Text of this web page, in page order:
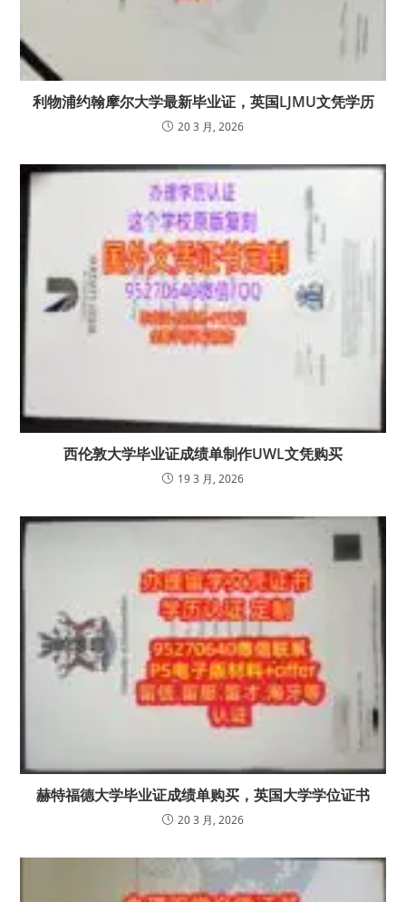
利物浦约翰摩尔大学最新毕业证，英国LJMU文凭学历
20 3 月, 2026
西伦敦大学毕业证成绩单制作UWL文凭购买
19 3 月, 2026
赫特福德大学毕业证成绩单购买，英国大学学位证书
20 3 月, 2026